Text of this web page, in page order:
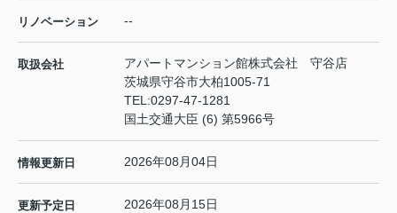
リノベーション --
取扱会社
アパートマンション館株式会社 守谷店
茨城県守谷市大柏1005-71
TEL:0297-47-1281
国土交通大臣 (6) 第5966号
情報更新日 2026年08月04日
更新予定日 2026年08月15日